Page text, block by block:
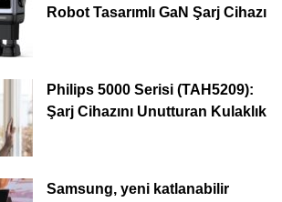
Robot Tasarımlı GaN Şarj Cihazı
Philips 5000 Serisi (TAH5209):
Şarj Cihazını Unutturan Kulaklık
Samsung, yeni katlanabilir